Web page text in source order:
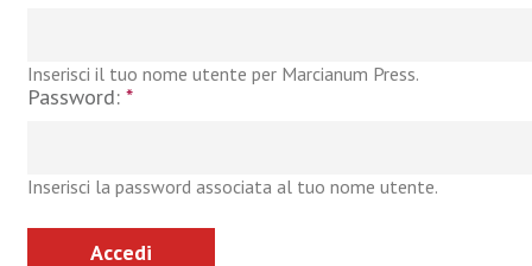
Inserisci il tuo nome utente per Marcianum Press.
Password: *
Inserisci la password associata al tuo nome utente.